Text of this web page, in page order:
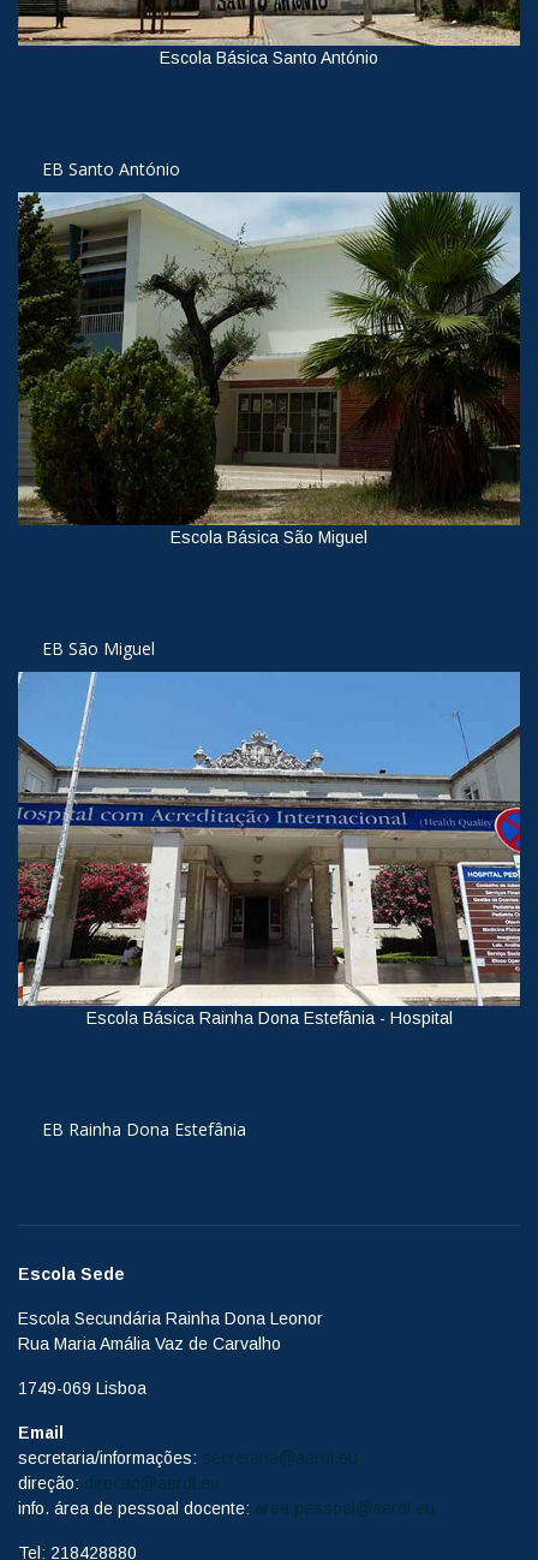
Escola Básica Santo António
EB Santo António
Escola Básica São Miguel
EB São Miguel
Escola Básica Rainha Dona Estefânia - Hospital
EB Rainha Dona Estefânia
Escola Sede
Escola Secundária Rainha Dona Leonor
Rua Maria Amália Vaz de Carvalho
1749-069 Lisboa
Email
secretaria/informações: secretaria@aerdl.eu
direção: direcao@aerdl.eu
info. área de pessoal docente: area.pessoal@aerdl.eu
Tel: 218428880